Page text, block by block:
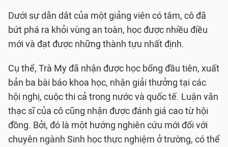
Dưới sự dẫn dắt của một giảng viên có tâm, cô đã
bứt phá ra khỏi vùng an toàn, học được nhiều điều
mới và đạt được những thành tựu nhất định.
Cụ thể, Trà My đã nhận được học bổng đầu tiên, xuất
bản ba bài báo khoa học, nhận giải thưởng tại các
hội nghị, cuộc thi cả trong nước và quốc tế. Luận văn
thạc sĩ của cô cũng nhận được đánh giá cao từ hội
đồng. Bởi, đó là một hướng nghiên cứu mới đối với
chuyên ngành Sinh học thực nghiệm ở trường, có thể